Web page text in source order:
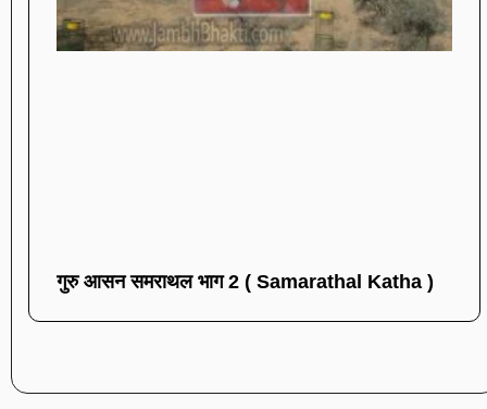
गुरु आसन समराथल भाग 2 ( Samarathal Katha )